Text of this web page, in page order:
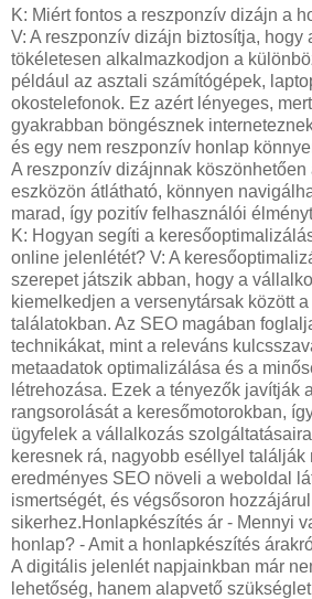
K: Miért fontos a reszponzív dizájn a
V: A reszponzív dizájn biztosítja, hogy
tökéletesen alkalmazkodjon a
például az asztali számítógépek,
okostelefonok. Ez azért lényeges,
gyakrabban böngésznek
és egy nem reszponzív honlap
A reszponzív dizájnnak
eszközön átlátható, könnyen
marad, így pozitív felhasználói
K: Hogyan segíti a
online jelenlétét? V: A
szerepet játszik abban, hogy a
kiemelkedjen a versenytársak között
találatokban. Az SEO magában
technikákat, mint a releváns
metaadatok optimalizálása és a
létrehozása. Ezek a tényezők javítják
rangsorolását a keresőmotorokban,
ügyfelek a vállalkozás
keresnek rá, nagyobb eséllyel találják
eredményes SEO növeli a weboldal
ismertségét, és végsősoron
sikerhez.Honlapkészítés ár - Mennyi
honlap? - Amit a honlapkészítés
A digitális jelenlét napjainkban már
lehetőség, hanem alapvető